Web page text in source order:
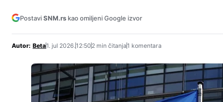
PostaviSNM.rs kao omiljeni Google izvor
Autor: Beta1. jul 2026.12:50 2 min čitanja1 komentara